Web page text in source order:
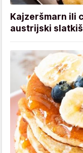
Kajzeršmarn ili
austrijski